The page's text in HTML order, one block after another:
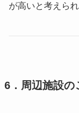
が高いと考えられ
6．周辺施設の